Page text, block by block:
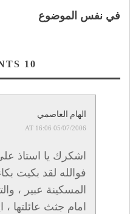
في نفس الموضوع
10
الهام العاصمي
05/07/2006 AT 16:06
اشكرك يا استاذ
فوالله لقد بكيت
المسكينة عبير ،
امام جثث عائلتها